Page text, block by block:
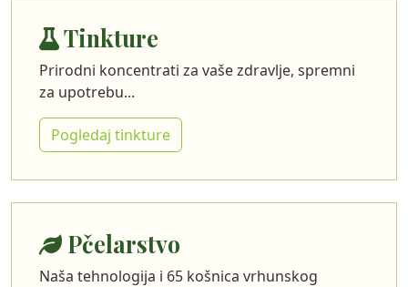
Tinkture
Prirodni koncentrati za vaše zdravlje, spremni
za upotrebu...
Pogledaj tinkture
Pčelarstvo
Naša tehnologija i 65 košnica vrhunskog